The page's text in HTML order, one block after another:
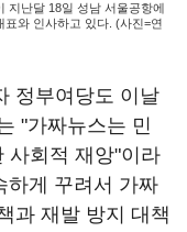
지난달 18일 성남 서울공항에
와 인사하고 있다. (사진=연
정부여당도 이날
"가짜뉴스는 민
사회적 재앙"이라
하게 꾸려서 가짜
과 재발 방지 대책